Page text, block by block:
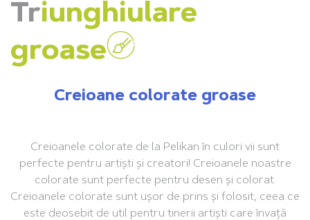
Triunghiulare
groase
Creioane colorate groase
Creioanele colorate de la Pelikan în culori vii sunt
perfecte pentru artiști și creatori! Creioanele noastre
colorate sunt perfecte pentru desen și colorat.
Creioanele colorate sunt ușor de prins și folosit, ceea ce
este deosebit de util pentru tinerii artiști care învață